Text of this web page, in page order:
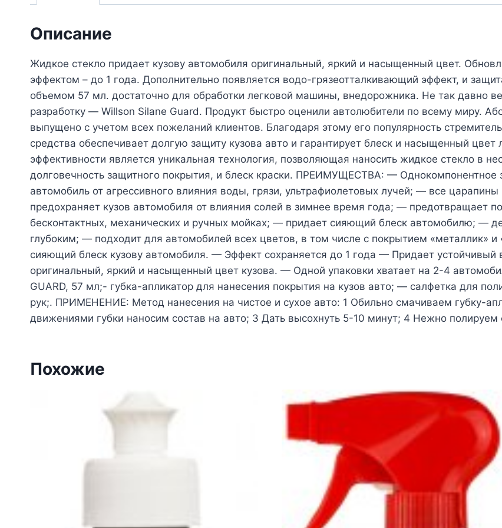
Описание
Жидкое стекло придает кузову автомобиля оригинальный, яркий и насыщенный цвет.
эффектом – до 1 года. Дополнительно появляется водо-грязеотталкивающий эффект, и
объемом 57 мл. достаточно для обработки легковой машины, внедорожника. Не так давно
разработку — Willson Silane Guard. Продукт быстро оценили автолюбители по всему миру.
выпущено с учетом всех пожеланий клиентов. Благодаря этому его популярность
средства обеспечивает долгую защиту кузова авто и гарантирует блеск и насыщенный
эффективности является уникальная технология, позволяющая наносить жидкое стекло в
долговечность защитного покрытия, и блеск краски. ПРЕИМУЩЕСТВА: — Однокомпонентное
автомобиль от агрессивного влияния воды, грязи, ультрафиолетовых лучей; — все
предохраняет кузов автомобиля от влияния солей в зимнее время года; — предотвращает
бесконтактных, механических и ручных мойках; — придает сияющий блеск автомобилю; —
глубоким; — подходит для автомобилей всех цветов, в том числе с покрытием
сияющий блеск кузову автомобиля. — Эффект сохраняется до 1 года — Придает
оригинальный, яркий и насыщенный цвет кузова. — Одной упаковки хватает на 2-4
GUARD, 57 мл;- губка-апликатор для нанесения покрытия на кузов авто; — салфетка для
рук;. ПРИМЕНЕНИЕ: Метод нанесения на чистое и сухое авто: 1 Обильно смачиваем губку-
движениями губки наносим состав на авто; 3 Дать высохнуть 5-10 минут; 4 Нежно полируем
Похожие